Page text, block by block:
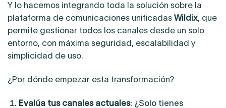
Y lo hacemos integrando toda la solución sobre la
plataforma de comunicaciones unificadas Wildix, que
permite gestionar todos los canales desde un solo
entorno, con máxima seguridad, escalabilidad y
simplicidad de uso.
¿Por dónde empezar esta transformación?
Evalúa tus canales actuales: ¿Solo tienes